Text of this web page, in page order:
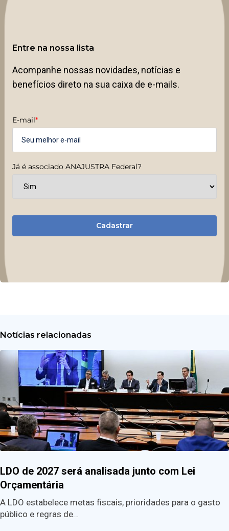
Entre na nossa lista
Acompanhe nossas novidades, notícias e
benefícios direto na sua caixa de e-mails.
E-mail*
Já é associado ANAJUSTRA Federal?
Cadastrar
Notícias relacionadas
LDO de 2027 será analisada junto com Lei
Orçamentária
A LDO estabelece metas fiscais, prioridades para o gasto
público e regras de…